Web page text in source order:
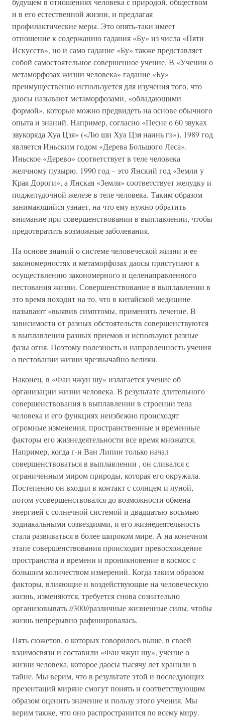
и в его естественной жизни, и предлагая
профилактические меры. Это опять-таки имеет
отношение к содержанию гадания «Бу» из числа «Пяти
Искусств», но и само гадание «Бу» также представляет
собой самостоятельное совершенное учение. В «Учении о
метаморфозах жизни человека» гадание «Бу»
преимущественно используется для изучения того, что
даосы называют метаморфозами, «обладающими
формой», которые можно предвидеть на основе обычного
опыта и знаний. Например, согласно «Песне о 60 звуках
звукоряда Хуа Цзя» («Лю ши Хуа Цзя наинь гэ»), 1989 год
является Иньским годом «Дерева Большого Леса».
Иньское «Дерево» соответствует в теле человека
желчному пузырю. 1990 год – это Янский год «Земли у
Края Дороги», а Янская «Земля» соответствует желудку и
поджелудочной железе в теле человека. Таким образом
занимающийся узнает, на что ему нужно обратить
внимание при совершенствовании в выплавлении, чтобы
предотвратить возможные заболевания.
На основе знаний о системе человеческой жизни и ее
закономерностях и метаморфозах даосы приступают к
осуществлению закономерного и целенаправленного
пестования жизни. Совершенствование в выплавлении в
это время походит на то, что в китайской медицине
называют «выявив симптомы, применить лечение. В
зависимости от разных обстоятельств совершенствуются
в выплавлении разных приемов и используют разные
фазы огня. Поэтому полезность и направленность учения
о пестовании жизни чрезвычайно велики.
Наконец, в «Фан чжун шу» излагается учение об
организации жизни человека. В результате длительного
совершенствования в выплавлении в строении тела
человека и его функциях неизбежно происходят
огромные изменения, пространственные и временные
факторы его жизнедеятельности все время множатся.
Например, когда г-н Ван Липин только начал
совершенствоваться в выплавлении , он сливался с
ограниченным миром природы, которая его окружала.
Постепенно он входил в контакт с солнцем и луной,
потом усовершенствовался до возможности обмена
энергией с солнечной системой и двадцатью восьмью
зодиакальными созвездиями, и его жизнедеятельность
стала развиваться в более широком мире. А на конечном
этапе совершенствования происходит превосхождение
пространства и времени и проникновение в космос с
большим количеством измерений. Когда таким образом
факторы, влияющие и воздействующие на человеческую
жизнь, изменяются, требуется снова сознательно
организовывать //300//различные жизненные силы, чтобы
жизнь непрерывно рафинировалась.
Пять сюжетов, о которых говорилось выше, в своей
взаимосвязи и составили «Фан чжун шу», учение о
жизни человека, которое даосы тысячу лет хранили в
тайне. Мы верим, что в результате этой и последующих
презентаций миряне смогут понять и соответствующим
образом оценить значение и пользу этого учения. Мы
верим также, что оно распространится по всему миру.